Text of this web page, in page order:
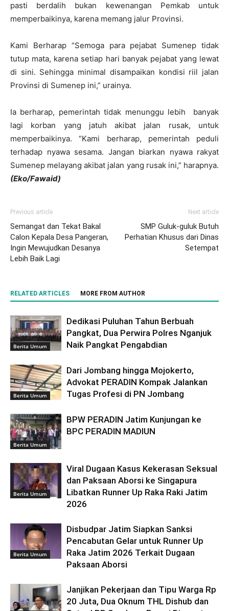
pasti berdalih bukan kewenangan Pemkab untuk
memperbaikinya, karena memang jalur Provinsi.
Kami Berharap “Semoga para pejabat Sumenep tidak
tutup mata, karena setiap hari banyak pejabat yang lewat
di sini. Sehingga minimal disampaikan kondisi riil jalan
Provinsi di Sumenep ini,” urainya.
Ia berharap, pemerintah tidak menunggu lebih banyak
lagi korban yang jatuh akibat jalan rusak, untuk
memperbaikinya. “Kami berharap, pemerintah peduli
terhadap nyawa sesama. Jangan biarkan nyawa rakyat
Sumenep melayang akibat jalan yang rusak ini,” harapnya.
(Eko/Fawaid)
Previous article
Semangat dan Tekat Bakal
Calon Kepala Desa Pangeran,
Ingin Mewujudkan Desanya
Lebih Baik Lagi
Next article
SMP Guluk-guluk Butuh
Perhatian Khusus dari Dinas
Setempat
RELATED ARTICLES MORE FROM AUTHOR
Berita Umum
Dedikasi Puluhan Tahun Berbuah
Pangkat, Dua Perwira Polres Nganjuk
Naik Pangkat Pengabdian
Berita Umum
Dari Jombang hingga Mojokerto,
Advokat PERADIN Kompak Jalankan
Tugas Profesi di PN Jombang
Berita Umum
BPW PERADIN Jatim Kunjungan ke
BPC PERADIN MADIUN
Berita Umum
Viral Dugaan Kasus Kekerasan Seksual
dan Paksaan Aborsi ke Singapura
Libatkan Runner Up Raka Raki Jatim
2026
Berita Umum
Disbudpar Jatim Siapkan Sanksi
Pencabutan Gelar untuk Runner Up
Raka Jatim 2026 Terkait Dugaan
Paksaan Aborsi
Janjikan Pekerjaan dan Tipu Warga Rp
20 Juta, Dua Oknum THL Dishub dan